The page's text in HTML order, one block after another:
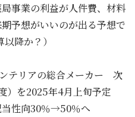
事業の利益が人件費、材料
予想がいいのが出る予想で
降か？）
テリアの総合メーカー 次
）を2025年4月上旬予定
性向30％→50％へ